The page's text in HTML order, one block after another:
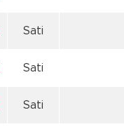
Sati
Sati
Sati